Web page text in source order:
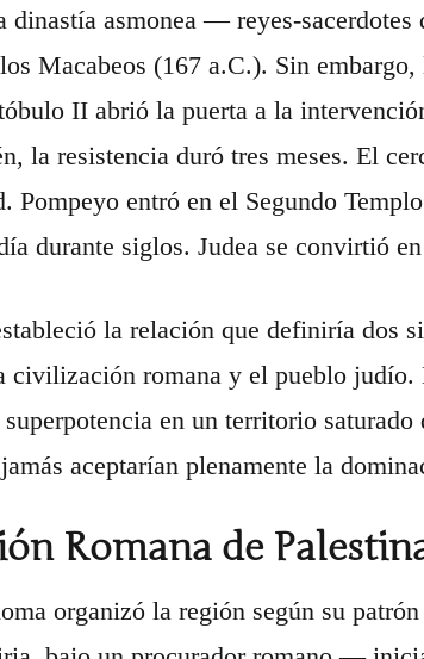
dinastía asmonea — reyes-
Macabeos (167 a.C.). Sin
II abrió la puerta a la
la resistencia duró tres meses. El
Pompeyo entró en el Segundo
durante siglos. Judea se convirtió
la relación que definiría dos
civilización romana y el pueblo
superpotencia en un territorio
aceptarían plenamente la
Romana de
organizó la región según su